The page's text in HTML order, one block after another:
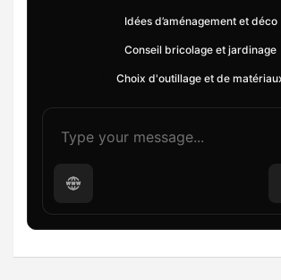
Idées d’aménagement et déco
Conseil bricolage et jardinage
Choix d'outillage et de